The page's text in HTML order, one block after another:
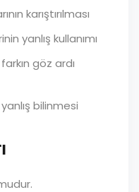
karıştırılması
yanlış kullanımı
göz ardı
bilinmesi